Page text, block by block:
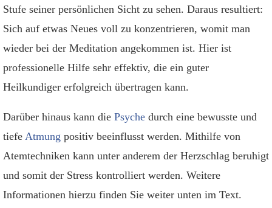
Stufe seiner persönlichen Sicht zu sehen. Daraus resultiert:
Sich auf etwas Neues voll zu konzentrieren, womit man
wieder bei der Meditation angekommen ist. Hier ist
professionelle Hilfe sehr effektiv, die ein guter
Heilkundiger erfolgreich übertragen kann.
Darüber hinaus kann die Psyche durch eine bewusste und
tiefe Atmung positiv beeinflusst werden. Mithilfe von
Atemtechniken kann unter anderem der Herzschlag beruhigt
und somit der Stress kontrolliert werden. Weitere
Informationen hierzu finden Sie weiter unten im Text.